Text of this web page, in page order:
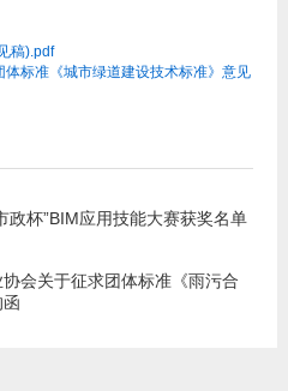
稿).pdf
标准《城市绿道建设技术标准》意见
政杯”BIM应用技能大赛获奖名单
会关于征求团体标准《雨污合